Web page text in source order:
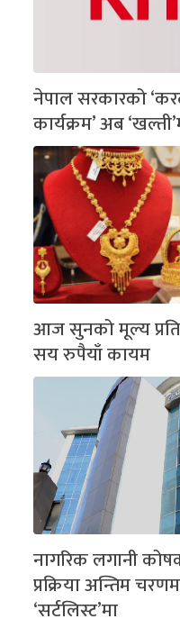
नेपाल सरकारको
कार्यक्रम’ अब
आज सुनको मूल्य
सय रुपैयाँ कायम
नागरिक लगानी
प्रक्रिया अन्तिम
‘सर्टलिस्ट’मा